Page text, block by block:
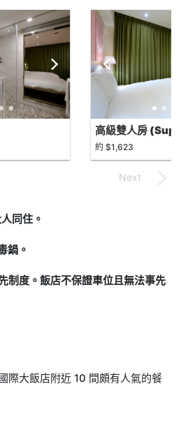
高級雙人房 (Superior
Double)
約 $1,623
同住。
鍋。
制度。飯店不保證車位且無法事先
際大飯店附近 10 間頗有人氣的餐